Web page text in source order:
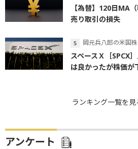
【為替】120日MA
売り取引の損失
岡元兵八郎の米国
スペースＸ［SPCX
は良かったが株価が
ランキング一覧を見
アンケート